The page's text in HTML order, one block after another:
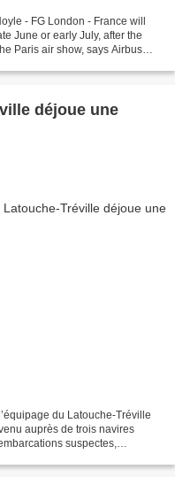
- FG London - France will
June or early July, after the
Paris air show, says Airbus
déjoue une
du Latouche-Tréville
auprès de trois navires
suspectes,